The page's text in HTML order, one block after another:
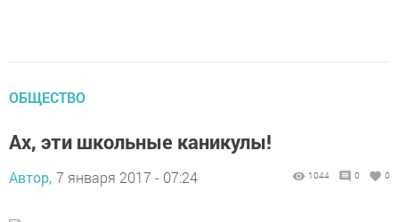
ОБЩЕСТВО
Ах, эти школьные каникулы!
Автор, 7 января 2017 - 07:24 1044 0 0